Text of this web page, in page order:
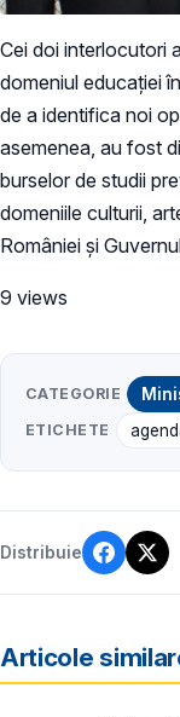
Cei doi interlocutori
domeniul educației
de a identifica noi
asemenea, au fost
burselor de studii
domeniile culturii,
României și
9 views
CATEGORIE
ETICHETE
Distribuie
Articole